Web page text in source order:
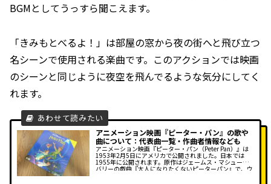
BGMとしてうっすら聞こえます。
「きみもとべるよ！」は部屋の窓から夜の街へと飛び立つ
名シーンで使用される楽曲です。このアクションでは映画
のシーンと同じように夜空を飛んでるような気分にしてく
れます。
アニメーション映画『ピーター・パン』の歌や
曲について：代表曲一覧・作曲者情報なども
アニメーション映画『ピーター・パン（Peter Pan）』は
1953年2月5日にアメリカで公開されました。日本では
1955年に公開されます。原作はジェームス・マシュー・
バリーの戯曲『大人になりたくないピーターパン』で、ウ